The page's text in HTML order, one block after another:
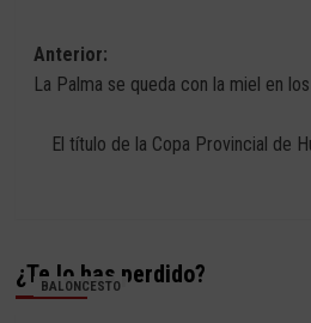
Navegación
de
entradas
Anterior:
La Palma se queda con la miel en
El título de la Copa Provincial de
¿Te lo has perdido?
BALONCESTO